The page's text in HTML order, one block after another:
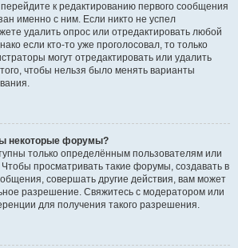
к редактированию первого сообщения
именно с ним. Если никто не успел
удалить опрос или отредактировать любой
если кто-то уже проголосовал, то только
могут отредактировать или удалить
чтобы нельзя было менять варианты
некоторые форумы?
только определённым пользователям или
просматривать такие форумы, создавать в
совершать другие действия, вам может
разрешение. Свяжитесь с модератором или
для получения такого разрешения.